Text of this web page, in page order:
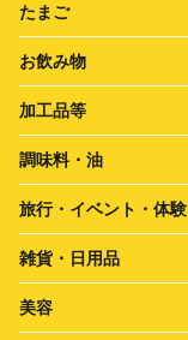
たまご
お飲み物
加工品等
調味料・油
旅行・イベント・体験
雑貨・日用品
美容